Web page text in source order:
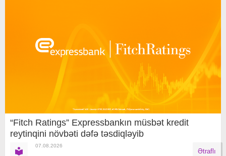
“Fitch Ratings” Expressbankın müsbət kredit
reytinqini növbəti dəfə təsdiqləyib
07.08.2026
Ətraflı